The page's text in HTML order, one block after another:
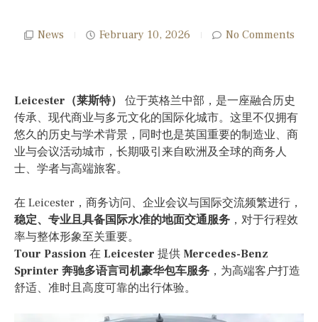
News February 10, 2026 No Comments
Leicester（莱斯特）
位于英格兰中部，是一座融合历史
传承、现代商业与多元文化的国际化城市。这里不仅拥有
悠久的历史与学术背景，同时也是英国重要的制造业、商
业与会议活动城市，长期吸引来自欧洲及全球的商务人
士、学者与高端旅客。
在 Leicester，商务访问、企业会议与国际交流频繁进行，
稳定、专业且具备国际水准的地面交通服务 ，对于行程效
率与整体形象至关重要。
Tour Passion 在 Leicester 提供 Mercedes-Benz
Sprinter 奔驰多语言司机豪华包车服务 ，为高端客户打造
舒适、准时且高度可靠的出行体验。